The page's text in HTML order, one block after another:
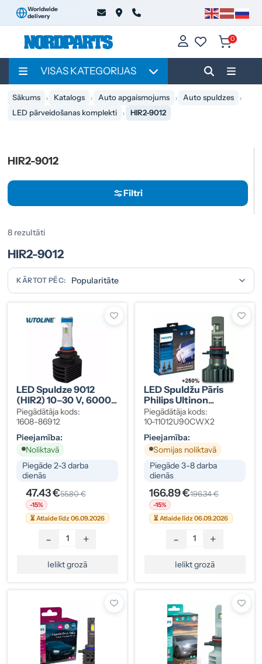
Worldwide
delivery
0
VISAS KATEGORIJAS
Sākums Katalogs Auto apgaismojums
Auto spuldzes
LED pārveidošanas komplekti
HIR2-9012
HIR2-9012
Filtri
8 rezultāti
HIR2-9012
KĀRTOT PĒC:
LED Spuldze 9012
(HIR2) 10–30 V, 6000
K
Piegādātāja kods:
1608-86912
Pieejamība:
Noliktavā
Piegāde 2-3 darba
dienās
47.43 €55.80 €
-15%
⏳ Atlaide līdz 06.09.2026
- +
Ielikt grozā
LED Spuldžu Pāris
Philips Ultinon
Pro9000 HL HIR2
Piegādātāja kods:
10-11012U90CWX2
Pieejamība:
Somijas noliktavā
Piegāde 3-8 darba
dienās
166.89 €196.34 €
-15%
⏳ Atlaide līdz 06.09.2026
- +
Ielikt grozā